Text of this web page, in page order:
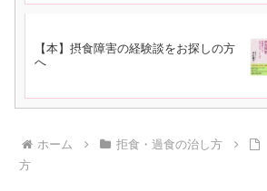
【本】摂食障害の経験談をお探しの方
へ
ホーム 拒食・過食の治し方
方